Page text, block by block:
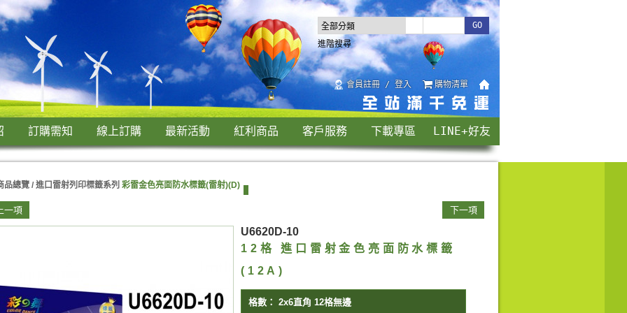
會員註冊 / 登入 購物清單
進階搜尋
訂購需知 線上訂購 最新活動 紅利商品 客戶服務 下載專區 LINE+好友
品總覽 / 進口雷射列印標籤系列 彩雷金色亮面防水標籤(雷射)(D)
一項 下一項
U6620D-10
12格 進口雷射金色亮面防水標籤
(12A)
格數： 2x6直角 12格無邊